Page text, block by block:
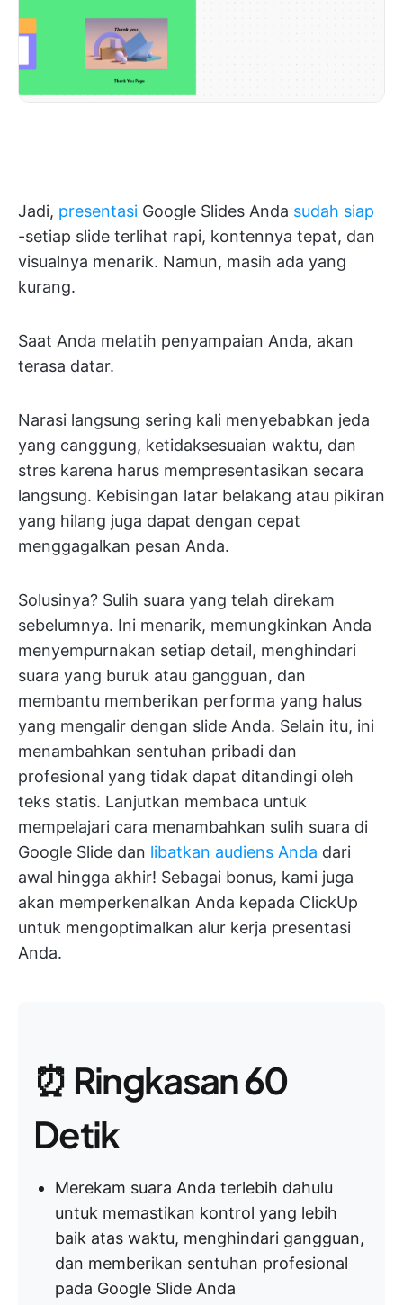
Jadi, presentasi Google Slides Anda sudah siap
-setiap slide terlihat rapi, kontennya tepat, dan
visualnya menarik. Namun, masih ada yang
kurang.
Saat Anda melatih penyampaian Anda, akan
terasa datar.
Narasi langsung sering kali menyebabkan jeda
yang canggung, ketidaksesuaian waktu, dan
stres karena harus mempresentasikan secara
langsung. Kebisingan latar belakang atau pikiran
yang hilang juga dapat dengan cepat
menggagalkan pesan Anda.
Solusinya? Sulih suara yang telah direkam
sebelumnya. Ini menarik, memungkinkan Anda
menyempurnakan setiap detail, menghindari
suara yang buruk atau gangguan, dan
membantu memberikan performa yang halus
yang mengalir dengan slide Anda. Selain itu, ini
menambahkan sentuhan pribadi dan
profesional yang tidak dapat ditandingi oleh
teks statis. Lanjutkan membaca untuk
mempelajari cara menambahkan sulih suara di
Google Slide dan libatkan audiens Anda dari
awal hingga akhir! Sebagai bonus, kami juga
akan memperkenalkan Anda kepada ClickUp
untuk mengoptimalkan alur kerja presentasi
Anda.
⏰ Ringkasan 60
Detik
Merekam suara Anda terlebih dahulu
untuk memastikan kontrol yang lebih
baik atas waktu, menghindari gangguan,
dan memberikan sentuhan profesional
pada Google Slide Anda